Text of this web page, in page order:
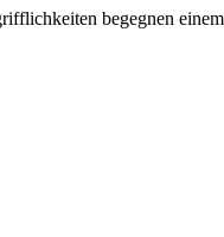
begegnen